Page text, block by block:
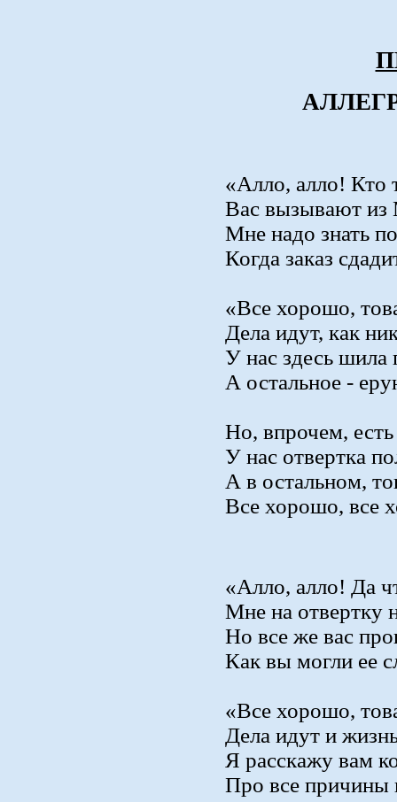
«Алло, алло! Кто
Вас вызывают
Мне надо знать
Когда заказ
«Все хорошо,
Дела идут, как
У нас здесь шила
А остальное -
Но, впрочем, есть
У нас отвертка
А в остальном,
Все хорошо, все
«Алло, алло! Да
Мне на отвертку
Но все же вас
Как вы могли ее
«Все хорошо,
Дела идут и
Я расскажу вам
Про все причины